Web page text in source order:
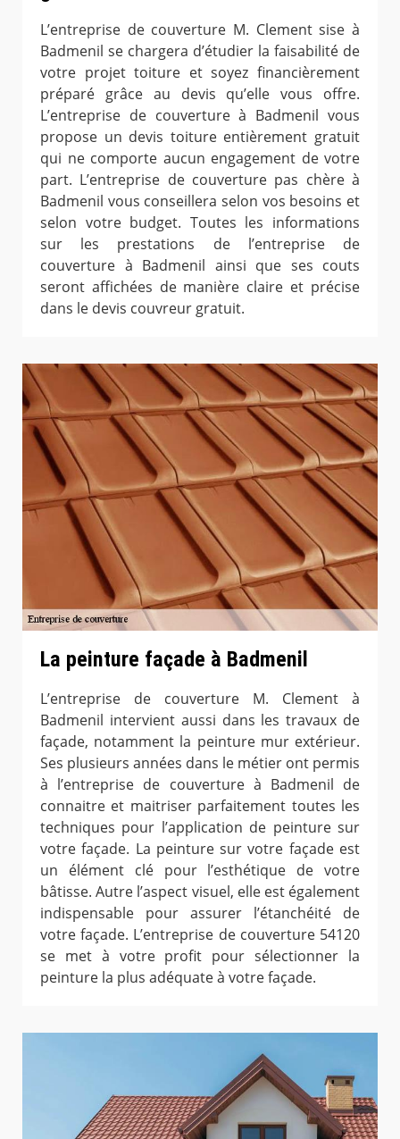
L’entreprise de couverture M. Clement sise à
Badmenil se chargera d’étudier la faisabilité de
votre projet toiture et soyez financièrement
préparé grâce au devis qu’elle vous offre.
L’entreprise de couverture à Badmenil vous
propose un devis toiture entièrement gratuit
qui ne comporte aucun engagement de votre
part. L’entreprise de couverture pas chère à
Badmenil vous conseillera selon vos besoins et
selon votre budget. Toutes les informations
sur les prestations de l’entreprise de
couverture à Badmenil ainsi que ses couts
seront affichées de manière claire et précise
dans le devis couvreur gratuit.
La peinture façade à Badmenil
L’entreprise de couverture M. Clement à
Badmenil intervient aussi dans les travaux de
façade, notamment la peinture mur extérieur.
Ses plusieurs années dans le métier ont permis
à l’entreprise de couverture à Badmenil de
connaitre et maitriser parfaitement toutes les
techniques pour l’application de peinture sur
votre façade. La peinture sur votre façade est
un élément clé pour l’esthétique de votre
bâtisse. Autre l’aspect visuel, elle est également
indispensable pour assurer l’étanchéité de
votre façade. L’entreprise de couverture 54120
se met à votre profit pour sélectionner la
peinture la plus adéquate à votre façade.